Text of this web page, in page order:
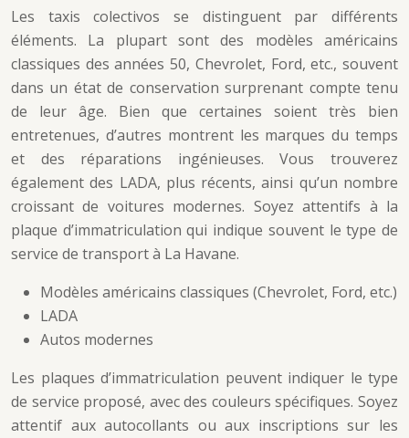
Les taxis colectivos se distinguent par différents
éléments. La plupart sont des modèles américains
classiques des années 50, Chevrolet, Ford, etc., souvent
dans un état de conservation surprenant compte tenu
de leur âge. Bien que certaines soient très bien
entretenues, d’autres montrent les marques du temps
et des réparations ingénieuses. Vous trouverez
également des LADA, plus récents, ainsi qu’un nombre
croissant de voitures modernes. Soyez attentifs à la
plaque d’immatriculation qui indique souvent le type de
service de transport à La Havane.
Modèles américains classiques (Chevrolet, Ford, etc.)
LADA
Autos modernes
Les plaques d’immatriculation peuvent indiquer le type
de service proposé, avec des couleurs spécifiques. Soyez
attentif aux autocollants ou aux inscriptions sur les